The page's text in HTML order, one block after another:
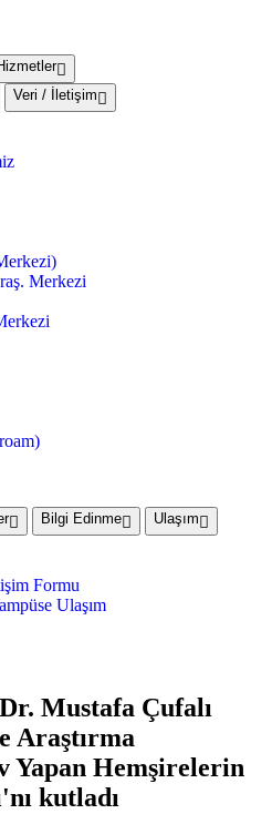
Veri / İletişim
Merkezi
Bilgi Edinme Ulaşım
Formu
Ulaşım
Mustafa Çufalı
Araştırma
Yapan Hemşirelerin
kutladı